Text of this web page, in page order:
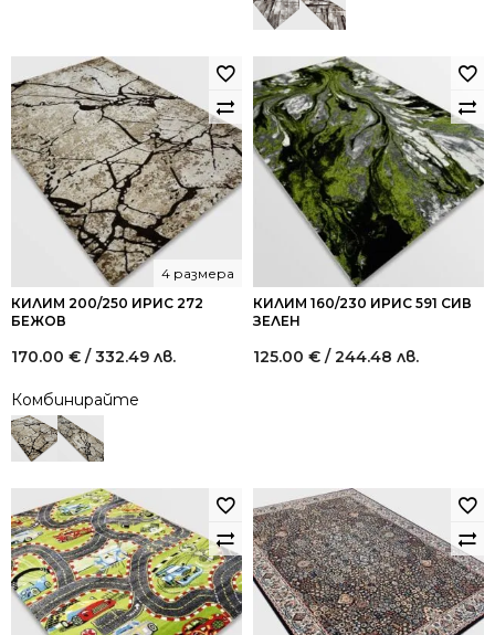
КИЛИМ 200/250 ИРИС 272
БЕЖОВ
4 размера
170.00 € / 332.49 лв.
Комбинирайте
КИЛИМ 160/230 ИРИС 591 СИВ
ЗЕЛЕН
125.00 € / 244.48 лв.